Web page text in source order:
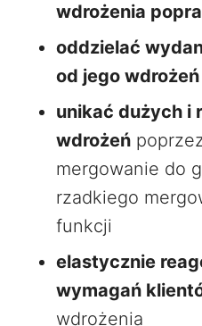
wdrożenia
oddzielać
od jego wdrożeń
unikać dużych i
wdrożeń
mergowanie do
rzadkiego
funkcji
elastycznie
wymagań
wdrożenia